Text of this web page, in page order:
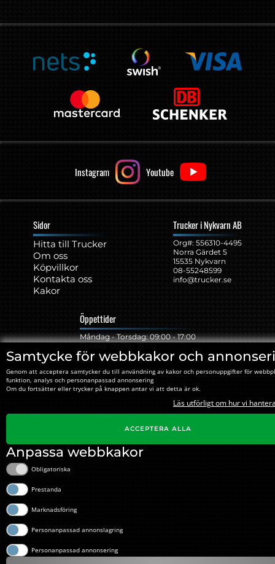
Samtycke för webbkakor och
Genom att acceptera samtycker du till användning av kakor och personuppgifter för
funktion, analys och personanpassad annonsering
Om du fortsätter eller trycker på knappen antar vi att detta är ok.
Läs utförligt om hur vi
ACCEPTERA ALLA
Anpassa webbkakor
Obligatoriska
Prestanda
Marknadsföring
Personanpassad annonslagring
Personanpassad annonsering
Instagram Youtube
Sidor
Hitta till Trucker
Om oss
Köpvillkor
Kontakta oss
Kakor
Trucker i Nykvarn AB
Org#: ‍556310-4495
Norra Gärdet 5
15535 Nykvarn
08-55248599
info@trucker.se
Öppettider
Måndag - Torsdag: 09:00 - 17:00
Lunch: 12:00 - 13:15